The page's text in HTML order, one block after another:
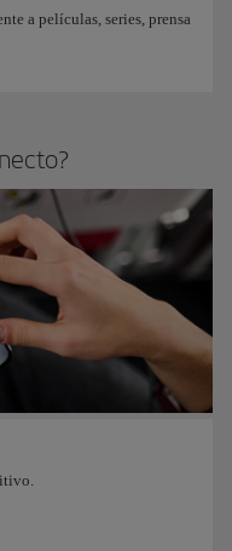
a películas, series, prensa